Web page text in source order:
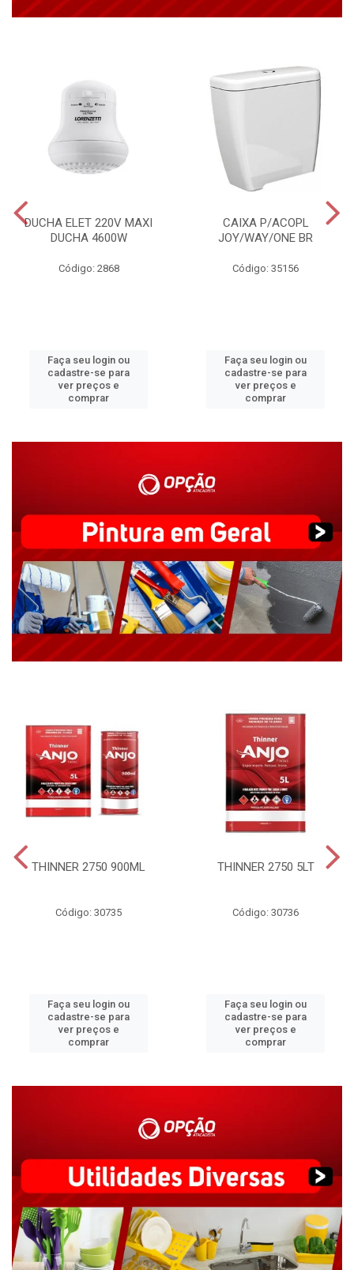
DUCHA ELET 220V MAXI
DUCHA 4600W
Código: 2868
Faça seu login ou
cadastre-se para
ver preços e
comprar
CAIXA P/ACOPL
JOY/WAY/ONE BR
Código: 35156
Faça seu login ou
cadastre-se para
ver preços e
comprar
THINNER 2750 900ML
Código: 30735
Faça seu login ou
cadastre-se para
ver preços e
comprar
THINNER 2750 5LT
Código: 30736
Faça seu login ou
cadastre-se para
ver preços e
comprar